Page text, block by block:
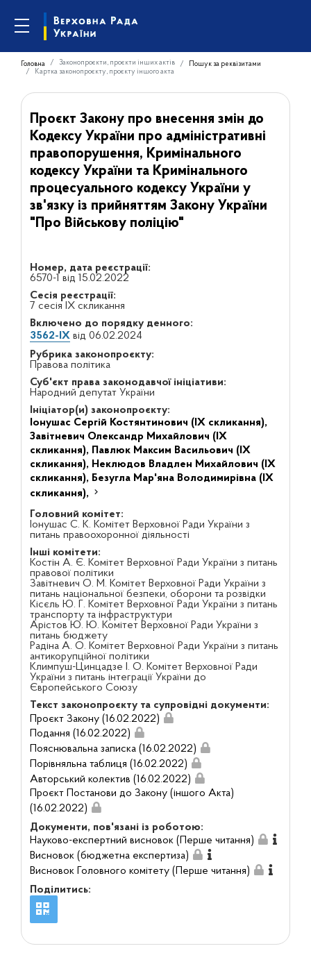
Головна Законопроєкти, проєкти інших актів
Пошук за реквізитами
Картка законопроєкту, проєкту іншого акта
Проєкт Закону про внесення змін до
Кодексу України про адміністративні
правопорушення, Кримінального
кодексу України та Кримінального
процесуального кодексу України у
зв'язку із прийняттям Закону України
"Про Військову поліцію"
Номер, дата реєстрації:
6570-1 від 15.02.2022
Сесія реєстрації:
7 сесія IX скликання
Включено до порядку денного:
3562-IXвід 06.02.2024
Рубрика законопроєкту:
Правова політика
Суб'єкт права законодавчої ініціативи:
Народний депутат України
Ініціатор(и) законопроєкту:
Іонушас Сергій Костянтинович (IX скликання),
Завітневич Олександр Михайлович (IX
скликання), Павлюк Максим Васильович (IX
скликання), Неклюдов Владлен Михайлович (IX
скликання), Безугла Мар'яна Володимирівна (IX
скликання),
Головний комітет:
Іонушас С. К. Комітет Верховної Ради України з
питань правоохоронної діяльності
Інші комітети:
Костін А. Є. Комітет Верховної Ради України з питань
правової політики
Завітневич О. М. Комітет Верховної Ради України з
питань національної безпеки, оборони та розвідки
Кісєль Ю. Г. Комітет Верховної Ради України з питань
транспорту та інфраструктури
Арістов Ю. Ю. Комітет Верховної Ради України з
питань бюджету
Радіна А. О. Комітет Верховної Ради України з питань
антикорупційної політики
Климпуш-Цинцадзе І. О. Комітет Верховної Ради
України з питань інтеграції України до
Європейського Союзу
Текст законопроєкту та супровідні документи:
Проєкт Закону (16.02.2022)
Подання (16.02.2022)
Пояснювальна записка (16.02.2022)
Порівняльна таблиця (16.02.2022)
Авторський колектив (16.02.2022)
Проєкт Постанови до Закону (іншого Акта)
(16.02.2022)
Документи, пов'язані із роботою:
Науково-експертний висновок (Перше читання)
Висновок (бюджетна експертиза)
Висновок Головного комітету (Перше читання)
Поділитись: